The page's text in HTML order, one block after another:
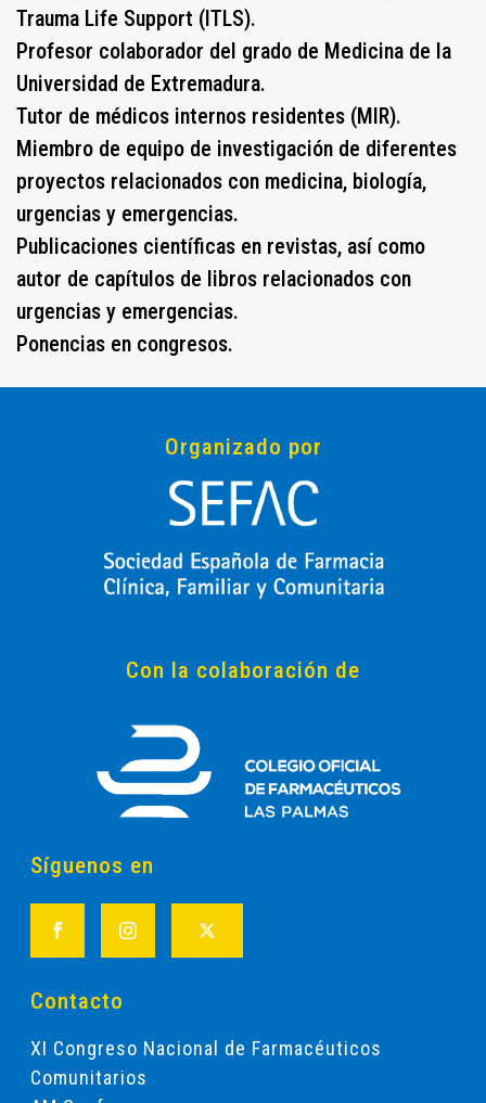
Trauma Life Support (ITLS).
Profesor colaborador del grado de Medicina de la
Universidad de Extremadura.
Tutor de médicos internos residentes (MIR).
Miembro de equipo de investigación de diferentes
proyectos relacionados con medicina, biología,
urgencias y emergencias.
Publicaciones científicas en revistas, así como
autor de capítulos de libros relacionados con
urgencias y emergencias.
Ponencias en congresos.
Organizado por
Con la colaboración de
Síguenos en
Contacto
XI Congreso Nacional de Farmacéuticos
Comunitarios